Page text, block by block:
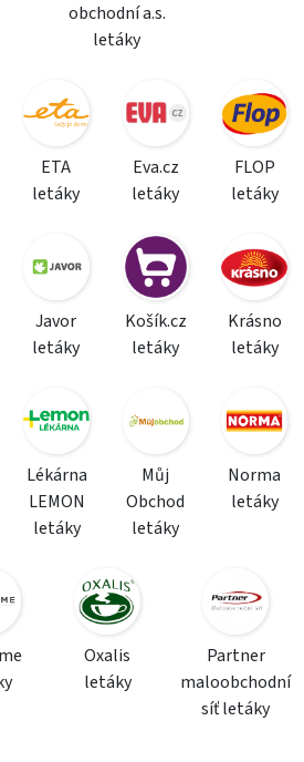
obchodní a.s.
letáky
ETA
letáky
Eva.cz
letáky
FLOP
letáky
Javor
letáky
Košík.cz
letáky
Krásno
letáky
Lékárna
LEMON
letáky
Můj
Obchod
letáky
Norma
letáky
Oxalis
letáky
Partner
maloobchodní
síť letáky